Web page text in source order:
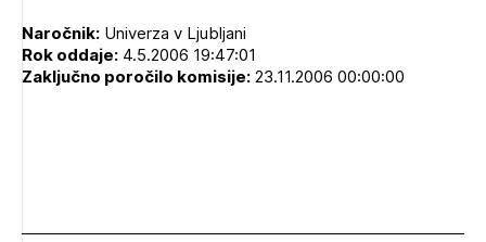
Naročnik: Univerza v Ljubljani
Rok oddaje: 4.5.2006 19:47:01
Zaključno poročilo komisije:23.11.2006 00:00:00